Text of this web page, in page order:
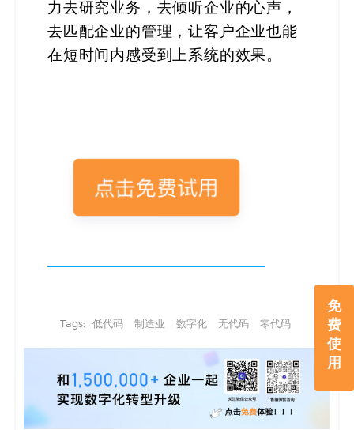
免
费
使
用
力去研究业务，去倾听企业的心声，
去匹配企业的管理，让客户企业也能
在短时间内感受到上系统的效果。
Tags: 低代码 制造业 数字化 无代码 零代码